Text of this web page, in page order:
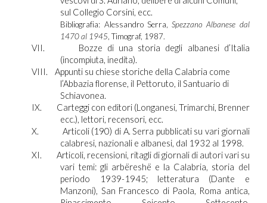
sul Collegio Corsini, ecc.
Bibliografia: Alessandro Serra,Spezzano Albanese dal
1470 al 1945 , Timograf, 1987.
VII.
Bozze di una storia degli albanesi d’Italia
(incompiuta, inedita).
VIII.
Appunti su chiese storiche della Calabria come
l’Abbazia florense, il Pettoruto, il Santuario di
Schiavonea.
IX.
Carteggi con editori (Longanesi, Trimarchi, Brenner
ecc.), lettori, recensori, ecc.
X.
Articoli (190) di A. Serra pubblicati su vari giornali
calabresi, nazionali e albanesi, dal 1932 al 1998.
XI.
Articoli, recensioni, ritagli di giornali di autori vari su
vari temi: gli arbëreshë e la Calabria, storia del
periodo 1939-1945; letteratura (Dante e
Manzoni), San Francesco di Paola, Roma antica,